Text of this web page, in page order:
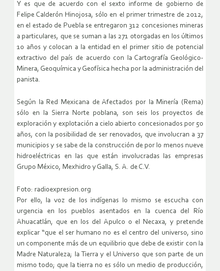
Y es que de acuerdo con el sexto informe de gobierno de
Felipe Calderón Hinojosa, sólo en el primer trimestre de 2012,
en el estado de Puebla se entregaron 312 concesiones mineras
a particulares, que se suman a las 271 otorgadas en los últimos
10 años y colocan a la entidad en el primer sitio de potencial
extractivo del país de acuerdo con la Cartografía Geológico-
Minera, Geoquímica y Geofísica hecha por la administración del
panista.
Según la Red Mexicana de Afectados por la Minería (Rema)
sólo en la Sierra Norte poblana, son seis los proyectos de
exploración y explotación a cielo abierto concesionados por 50
años, con la posibilidad de ser renovados, que involucran a 37
municipios y se sabe de la construcción de por lo menos nueve
hidroeléctricas en las que están involucradas las empresas
Grupo México, Mexhidro y Galla, S. A. de C.V.
Foto: radioexpresion.org
Por ello, la voz de los indígenas lo mismo se escucha con
urgencia en los pueblos asentados en la cuenca del Río
Ahuacatlán, que en los del Apulco o el Necaxa, y pretende
explicar “que el ser humano no es el centro del universo, sino
un componente más de un equilibrio que debe de existir con la
Madre Naturaleza; la Tierra y el Universo que son parte de un
mismo todo; que la tierra no es sólo un medio de producción,